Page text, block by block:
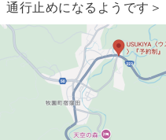
通行止めになるようです＞